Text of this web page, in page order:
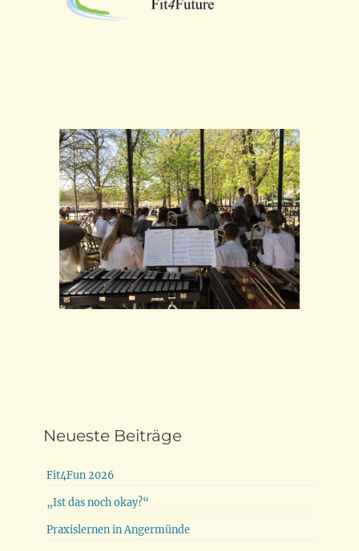
Neueste Beiträge
Fit4Fun 2026
„Ist das noch okay?“
Praxislernen in Angermünde